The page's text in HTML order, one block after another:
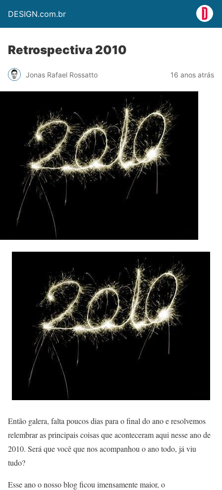
DESIGN.com.br
Retrospectiva 2010
Jonas Rafael Rossatto 16 anos atrás
Então galera, falta poucos dias para o final do ano e resolvemos
relembrar as principais coisas que aconteceram aqui nesse ano de
2010. Será que você que nos acompanhou o ano todo, já viu
tudo?
Esse ano o nosso blog ficou imensamente maior, o